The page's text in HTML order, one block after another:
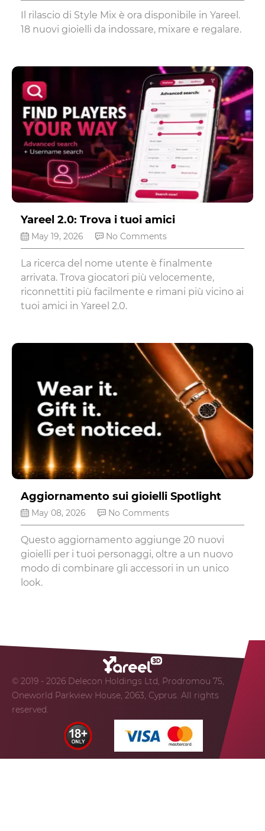
Il rilascio di Style Mix è ora disponibile in Yareel.
18 nuovi gioielli da indossare, mixare e regalare.
Yareel 2.0: Trova i tuoi amici
May 19, 2026 No Comments
La ricerca del nome utente è finalmente
arrivata. Trova giocatori più velocemente,
riconnettiti più facilmente e rimani più vicino ai
tuoi amici in Yareel 2.0.
Aggiornamento sui gioielli Spotlight
May 08, 2026 No Comments
Questo aggiornamento aggiunge 20 nuovi
gioielli per i tuoi personaggi, oltre a un nuovo
modo di combinare gli accessori in un unico
look.
© 2019 - 2026 Delecon Holdings Ltd, Prodromou 75,
Oneworld Parkview House, 2063, Cyprus. All rights
reserved.